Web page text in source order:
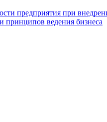
предприятия при
принципов ведения бизнеса